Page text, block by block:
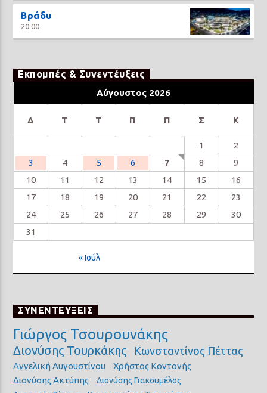
Βράδυ
20:00
Εκπομπές & Συνεντέυξεις
Αύγουστος 2026
Δ Τ Τ Π Π Σ Κ
1
2
3
4 5 6 7 8
9
10
11 12 13 14 15
16
17
18 19 20 21 22
23
24
25 26 27 28 29
30
31
« Ιούλ
ΣΥΝΕΝΤΕΥΞΕΙΣ
Γιώργος Τσουρουνάκης
Διονύσης Τουρκάκης Κωνσταντίνος Πέττας
Αγγελική Αυγουστίνου
Χρήστος Κοντονής
Διονύσης Ακτύπης
Διονύσης Γιακουμέλος